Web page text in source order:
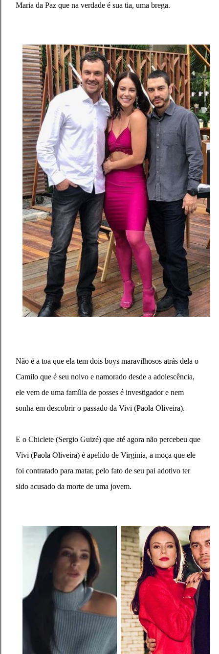
Maria da Paz que na verdade é sua tia, uma brega.
Não é a toa que ela tem dois boys maravilhosos atrás dela o
Camilo que é seu noivo e namorado desde a adolescência,
ele vem de uma família de posses é investigador e nem
sonha em descobrir o passado da Vivi (Paola Oliveira).
E o Chiclete (Sergio Guizé) que até agora não percebeu que
Vivi (Paola Oliveira) é apelido de Virginia, a moça que ele
foi contratado para matar, pelo fato de seu pai adotivo ter
sido acusado da morte de uma jovem.